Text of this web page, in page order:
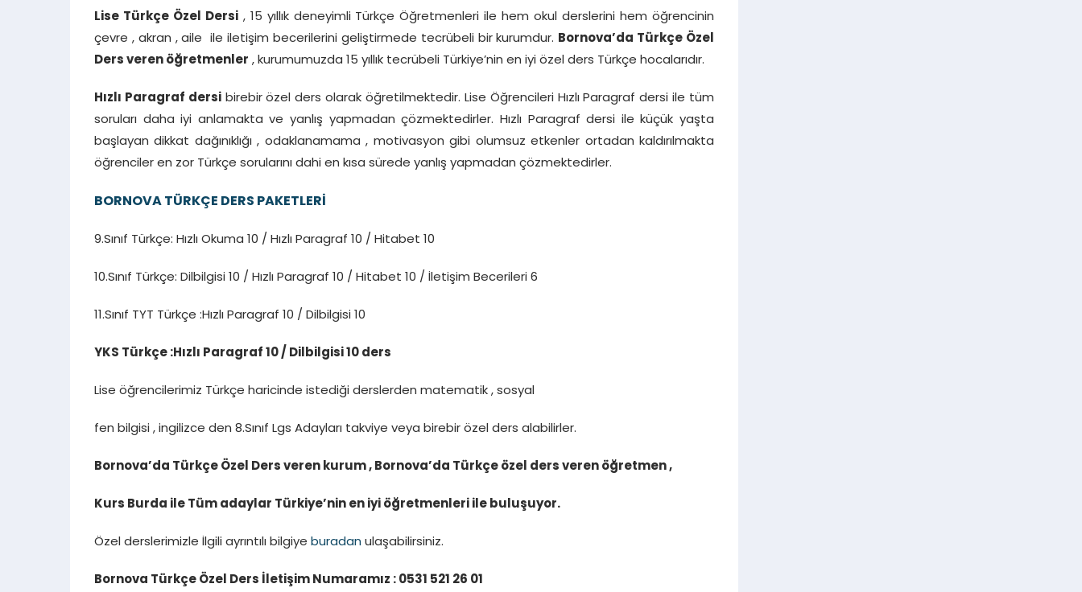
Lise Türkçe Özel Dersi
, 15 yıllık deneyimli Türkçe Öğretmenleri ile hem okul derslerini hem öğrencinin
çevre , akran , aile ile iletişim becerilerini geliştirmede tecrübeli bir kurumdur. Bornova’da Türkçe Özel
Ders veren öğretmenler , kurumumuzda 15 yıllık tecrübeli Türkiye’nin en iyi özel ders Türkçe hocalarıdır.
Hızlı Paragraf dersi
birebir özel ders olarak öğretilmektedir. Lise Öğrencileri Hızlı Paragraf dersi ile tüm
soruları daha iyi anlamakta ve yanlış yapmadan çözmektedirler. Hızlı Paragraf dersi ile küçük yaşta
başlayan dikkat dağınıklığı , odaklanamama , motivasyon gibi olumsuz etkenler ortadan kaldırılmakta
öğrenciler en zor Türkçe sorularını dahi en kısa sürede yanlış yapmadan çözmektedirler.
BORNOVA TÜRKÇE DERS PAKETLERİ
9.Sınıf Türkçe: Hızlı Okuma 10 / Hızlı Paragraf 10 / Hitabet 10
10.Sınıf Türkçe: Dilbilgisi 10 / Hızlı Paragraf 10 / Hitabet 10 / İletişim Becerileri 6
11.Sınıf TYT Türkçe :Hızlı Paragraf 10 / Dilbilgisi 10
YKS Türkçe :Hızlı Paragraf 10 / Dilbilgisi 10 ders
Lise öğrencilerimiz Türkçe haricinde istediği derslerden matematik , sosyal
fen bilgisi , ingilizce den 8.Sınıf Lgs Adayları takviye veya birebir özel ders alabilirler.
Bornova’da Türkçe Özel Ders veren kurum , Bornova’da Türkçe özel ders veren öğretmen ,
Kurs Burda ile Tüm adaylar Türkiye’nin en iyi öğretmenleri ile buluşuyor.
Özel derslerimizle İlgili ayrıntılı bilgiye buradan ulaşabilirsiniz.
Bornova Türkçe Özel Ders İletişim Numaramız : 0531 521 26 01